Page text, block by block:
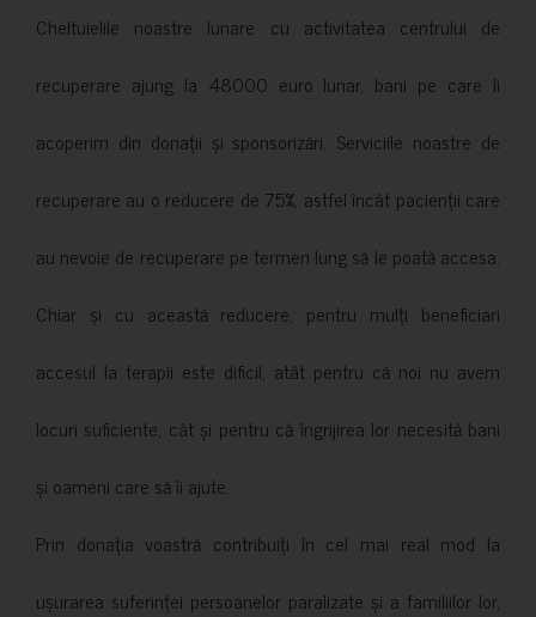
Cheltuielile noastre lunare cu activitatea centrului de
recuperare ajung la 48000 euro lunar, bani pe care îi
acoperim din donații și sponsorizări. Serviciile noastre de
recuperare au o reducere de 75%, astfel încât pacienții care
au nevoie de recuperare pe termen lung să le poată accesa.
Chiar și cu această reducere, pentru mulți beneficiari
accesul la terapii este dificil, atât pentru că noi nu avem
locuri suficiente, cât și pentru că îngrijirea lor necesită bani
și oameni care să îi ajute.
Prin donația voastră contribuiți în cel mai real mod la
ușurarea suferinței persoanelor paralizate și a familiilor lor,